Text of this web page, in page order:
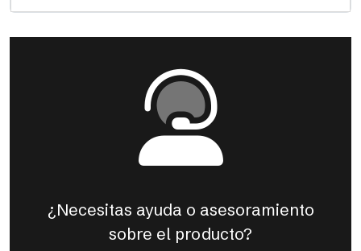
¿Necesitas ayuda o asesoramiento
sobre el producto?